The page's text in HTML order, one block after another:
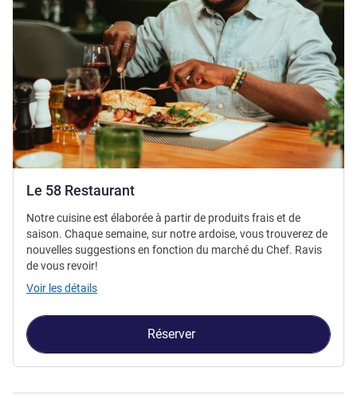
Le 58 Restaurant
Notre cuisine est élaborée à partir de produits frais et de
saison. Chaque semaine, sur notre ardoise, vous trouverez de
nouvelles suggestions en fonction du marché du Chef. Ravis
de vous revoir!
Voir les détails
Réserver